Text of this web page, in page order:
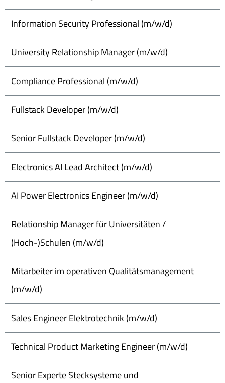
Information Security Professional (m/w/d)
University Relationship Manager (m/w/d)
Compliance Professional (m/w/d)
Fullstack Developer (m/w/d)
Senior Fullstack Developer (m/w/d)
Electronics AI Lead Architect (m/w/d)
AI Power Electronics Engineer (m/w/d)
Relationship Manager für Universitäten /
(Hoch-)Schulen (m/w/d)
Mitarbeiter im operativen Qualitätsmanagement
(m/w/d)
Sales Engineer Elektrotechnik (m/w/d)
Technical Product Marketing Engineer (m/w/d)
Senior Experte Stecksysteme und